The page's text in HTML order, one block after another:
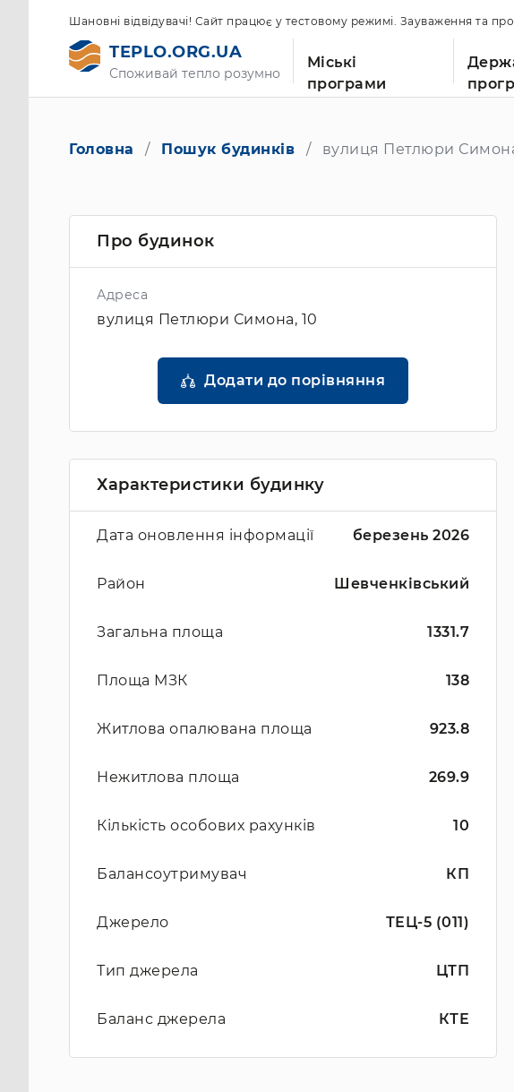
Шановні відвідувачі! Сайт працює у тестовому режимі. Зауваження та
TEPLO.ORG.UA
Споживай тепло розумно
Міські
програми
Головна Пошук будинків вулиця Петлюри
Про будинок
Адреса
вулиця Петлюри Симона, 10
Додати до порівняння
Характеристики будинку
Дата оновлення інформації березень 2026
Район Шевченківський
Загальна площа 1331.7
Площа МЗК 138
Житлова опалювана площа 923.8
Нежитлова площа 269.9
Кількість особових рахунків 10
Балансоутримувач КП
Джерело ТЕЦ-5 (011)
Тип джерела ЦТП
Баланс джерела КТЕ